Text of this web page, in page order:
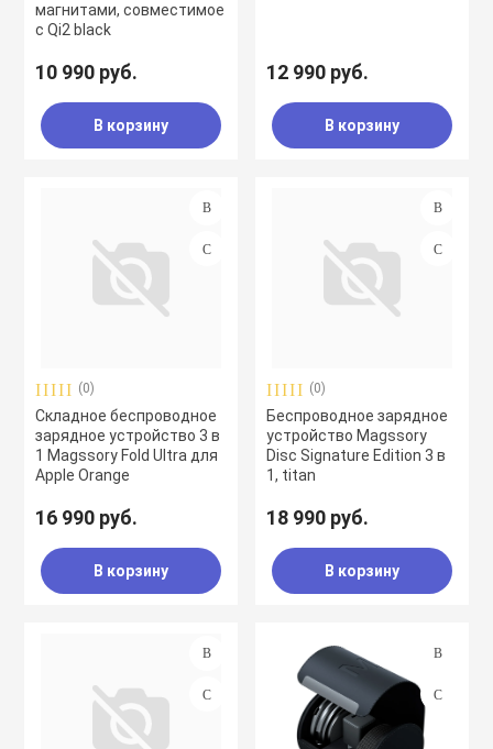
магнитами, совместимое
с Qi2 black
10 990 руб.
В корзину
12 990 руб.
В корзину
(0)
Складное беспроводное
зарядное устройство 3 в
1 Magssory Fold Ultra для
Apple Orange
16 990 руб.
В корзину
(0)
Беспроводное зарядное
устройство Magssory
Disc Signature Edition 3 в
1, titan
18 990 руб.
В корзину